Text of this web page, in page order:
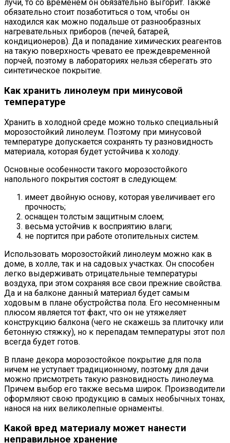
лучи, то со временем он обязательно выгорит. Также
обязательно стоит позаботиться о том, чтобы он
находился как можно подальше от разнообразных
нагревательных приборов (печей, батарей,
кондиционеров). Да и попадание химических реагентов
на такую поверхность чревато ее преждевременной
порчей, поэтому в лабораториях нельзя сберегать это
синтетическое покрытие.
Как хранить линолеум при минусовой
температуре
Хранить в холодной среде можно только специальный
морозостойкий линолеум. Поэтому при минусовой
температуре допускается сохранять ту разновидность
материала, которая будет устойчива к холоду.
Основные особенности такого морозостойкого
напольного покрытия состоят в следующем:
имеет двойную основу, которая увеличивает его
прочность;
оснащен толстым защитным слоем;
весьма устойчив к восприятию влаги;
не портится при работе отопительных систем.
Использовать морозостойкий линолеум можно как в
доме, в холле, так и на садовых участках. Он способен
легко выдерживать отрицательные температуры
воздуха, при этом сохраняя все свои прежние свойства.
Да и на балконе данный материал будет самым
ходовым в плане обустройства пола. Его несомненным
плюсом является тот факт, что он не утяжеляет
конструкцию балкона (чего не скажешь за плиточку или
бетонную стяжку), но к перепадам температуры этот пол
всегда будет готов.
В плане декора морозостойкое покрытие для пола
ничем не уступает традиционному, поэтому для дачи
можно присмотреть такую разновидность линолеума.
Причем выбор его также весьма широк. Производители
оформляют свою продукцию в самых необычных тонах,
нанося на них великолепные орнаменты.
Какой вред материалу может нанести
неправильное хранение